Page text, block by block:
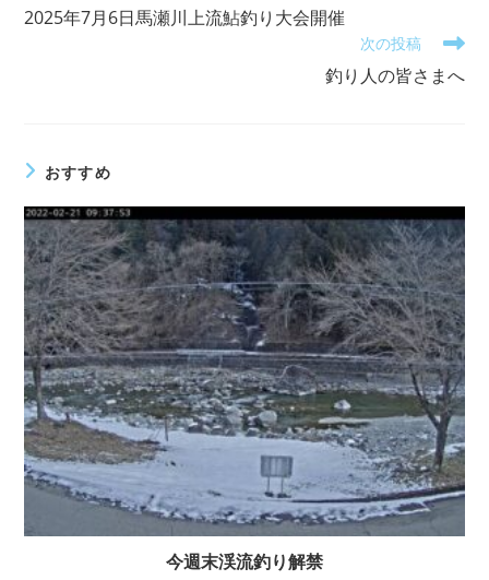
他
2025年7月6日馬瀬川上流鮎釣り大会開催
次の投稿
釣り人の皆さまへ
おすすめ
今週末渓流釣り解禁